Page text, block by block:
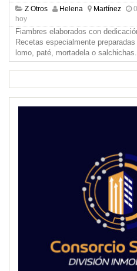
Z Otros Helena Martínez
hoy
Fiambres elaborados con
Recetas especialmente
lomo, paté, mortadela o salchichas.